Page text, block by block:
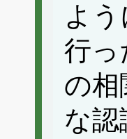
よ
行っ
の相
な